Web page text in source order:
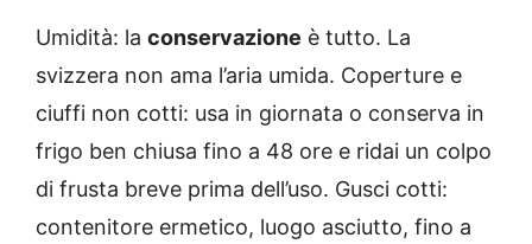
Umidità: la conservazione è tutto. La
svizzera non ama l’aria umida. Coperture e
ciuffi non cotti: usa in giornata o conserva in
frigo ben chiusa fino a 48 ore e ridai un colpo
di frusta breve prima dell’uso. Gusci cotti:
contenitore ermetico, luogo asciutto, fino a